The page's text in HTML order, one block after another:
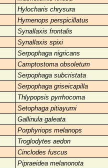
Hylocharis chrysura
Hymenops perspicillatus
Synallaxis frontalis
Synallaxis spixi
Serpophaga nigricans
Camptostoma obsoletum
Serpophaga subcristata
Serpophaga griseicapilla
Thlypopsis pyrrhocoma
Setophaga pitiayumi
Gallinula galeata
Porphyriops melanops
Troglodytes aedon
Cinclodes fuscus
Pipraeidea melanonota